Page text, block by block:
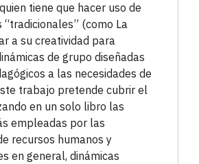
tiene que hacer uso de
“tradicionales” (como La
a su creatividad para
de grupo diseñadas
a las necesidades de
trabajo pretende cubrir el
en un solo libro las
empleadas por las
recursos humanos y
en general, dinámicas